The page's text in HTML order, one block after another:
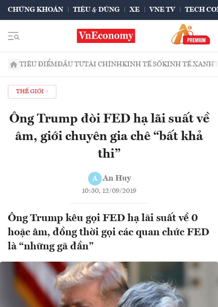
CHỨNG KHOÁN TIÊU & DÙNG XE VNE TV TECH
TIÊU ĐIỂMĐẦU TƯTÀI CHÍNHKINH TẾ SỐKINH TẾ XANH
THẾ GIỚI
Ông Trump đòi FED hạ lãi suất về
âm, giới chuyên gia chê “bất khả
thi”
A An Huy
10:30, 12/09/2019
Ông Trump kêu gọi FED hạ lãi suất về 0
hoặc âm, đồng thời gọi các quan chức FED
là “những gã đần”